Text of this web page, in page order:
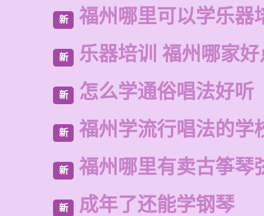
新 福州哪里可以学乐器
新 乐器培训 福州哪家
新 怎么学通俗唱法好听
新 福州学流行唱法的学
新 福州哪里有卖古筝琴
新 成年了还能学钢琴